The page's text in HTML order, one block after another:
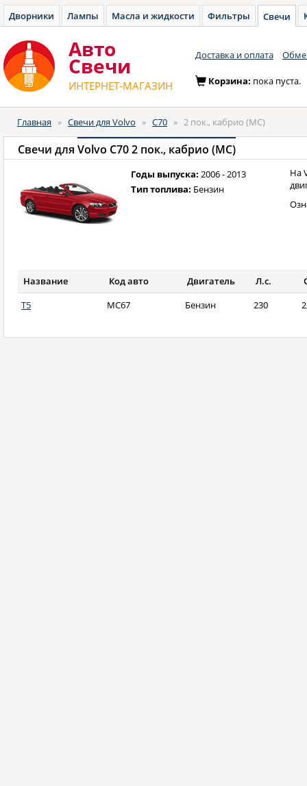
Дворники Лампы Масла и жидкости Фильтры Свечи
Авто
Cвечи
ИНТЕРНЕТ-МАГАЗИН
Доставка и оплата
Корзина: пока пуста.
Главная » Свечи для Volvo » C70 » 2 пок., кабрио (MC)
Свечи для Volvo C70 2 пок., кабрио (MC)
Годы выпуска: 2006 - 2013
Тип топлива: Бензин
На
Название Код авто Двигатель Л.с.
T5
MC67 Бензин 230